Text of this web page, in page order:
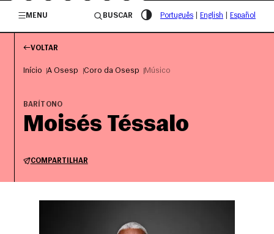
/governosp
MENU
BUSCAR Português English Español
VOLTAR
Início A Osesp Coro da Osesp Músico
BARÍTONO
Moisés Téssalo
COMPARTILHAR